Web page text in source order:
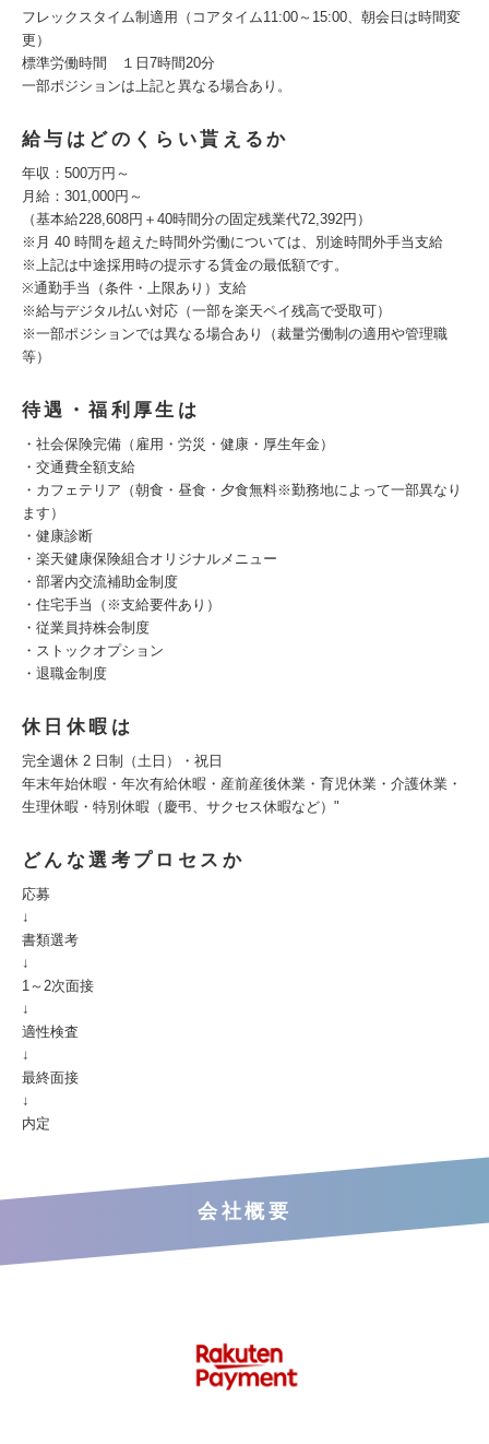
フレックスタイム制適用（コアタイム11:00～15:00、朝会日は時間変
更）
標準労働時間 １日7時間20分
一部ポジションは上記と異なる場合あり。
給与はどのくらい貰えるか
年収：500万円～
月給：301,000円～
（基本給228,608円＋40時間分の固定残業代72,392円）
※月 40 時間を超えた時間外労働については、別途時間外手当支給
※上記は中途採用時の提示する賃金の最低額です。
※通勤手当（条件・上限あり）支給
※給与デジタル払い対応（一部を楽天ペイ残高で受取可）
※一部ポジションでは異なる場合あり（裁量労働制の適用や管理職
等）
待遇・福利厚生は
・社会保険完備（雇用・労災・健康・厚生年金）
・交通費全額支給
・カフェテリア（朝食・昼食・夕食無料※勤務地によって一部異なり
ます）
・健康診断
・楽天健康保険組合オリジナルメニュー
・部署内交流補助金制度
・住宅手当（※支給要件あり）
・従業員持株会制度
・ストックオプション
・退職金制度
休日休暇は
完全週休 2 日制（土日）・祝日
年末年始休暇・年次有給休暇・産前産後休業・育児休業・介護休業・
生理休暇・特別休暇（慶弔、サクセス休暇など）"
どんな選考プロセスか
応募
↓
書類選考
↓
1～2次面接
↓
適性検査
↓
最終面接
↓
内定
会社概要